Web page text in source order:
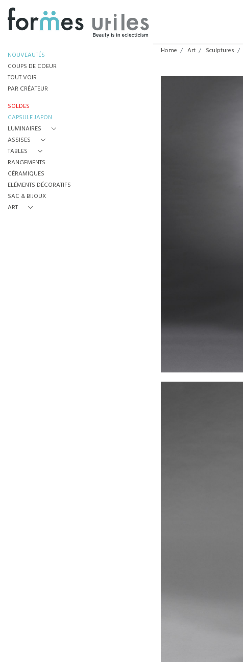
NOUVEAUTÉS
COUPS DE COEUR
TOUT VOIR
PAR CRÉATEUR
SOLDES
CAPSULE JAPON
LUMINAIRES
ASSISES
TABLES
RANGEMENTS
CÉRAMIQUES
ELÉMENTS DÉCORATIFS
SAC & BIJOUX
ART
Home Art Sculptures